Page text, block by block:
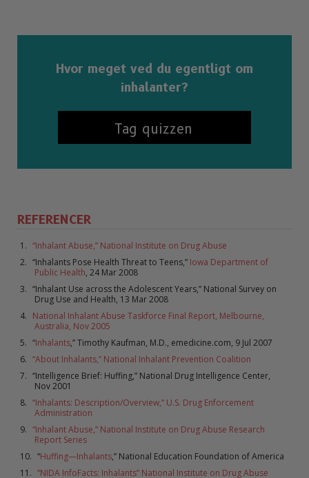
Hvor meget ved du egentligt om
inhalanter?
Tag quizzen
REFERENCER
“Inhalant Abuse,” National Institute on Drug Abuse
“Inhalants Pose Health Threat to Teens,” Iowa Department of
Public Health, 24 Mar 2008
“Inhalant Use across the Adolescent Years,” National Survey on
Drug Use and Health, 13 Mar 2008
National Inhalant Abuse Taskforce Final Report, Melbourne,
Australia, Nov 2005
“Inhalants,” Timothy Kaufman, M.D., emedicine.com, 9 Jul 2007
“About Inhalants,” National Inhalant Prevention Coalition
“Intelligence Brief: Huffing,” National Drug Intelligence Center,
Nov 2001
“Inhalants: Description/Overview,” U.S. Drug Enforcement
Administration
“Inhalant Abuse,” National Institute on Drug Abuse Research
Report Series
“Huffing—Inhalants,” National Education Foundation of America
“NIDA InfoFacts: Inhalants” National Institute on Drug Abuse